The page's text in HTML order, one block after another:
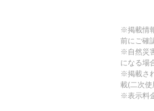
※掲載情
前にご確
※自然災
になる場
※掲載さ
載(二次使
※表示料